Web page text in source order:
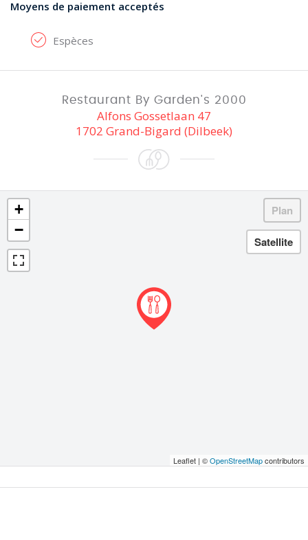
Moyens de paiement acceptés
Espèces
Restaurant By Garden's 2000
Alfons Gossetlaan 47
1702 Grand-Bigard (Dilbeek)
+
−
Leaflet | ©OpenStreetMapcontributors